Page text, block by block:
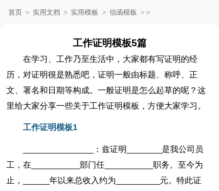
首页 > 实用文档 > 实用模板 > 信函模板 > >
工作证明模板5篇
在学习、工作乃至生活中，大家都有写证明的经
历，对证明很是熟悉吧，证明一般由标题、称呼、正
文、署名和日期等构成。一般证明是怎么起草的呢？这
里给大家分享一些关于工作证明模板，方便大家学习。
工作证明模板1
________________：兹证明________是我公司员
工，在___________部门任___________职务。至今为
止，______年以来总收入约为__________元。特此证